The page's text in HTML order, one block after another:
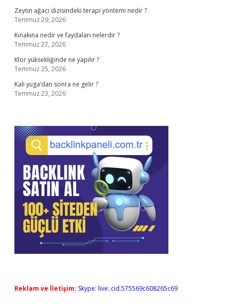
Zeytin ağacı dizisindeki terapi yöntemi nedir ?
Temmuz 29, 2026
Kınakına nedir ve faydaları nelerdir ?
Temmuz 27, 2026
Klor yüksekliğinde ne yapılır ?
Temmuz 25, 2026
Kali yuga’dan sonra ne gelir ?
Temmuz 23, 2026
Reklam ve İletişim: Skype: live:.cid.575569c608265c69